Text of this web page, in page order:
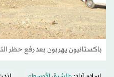
باكستانيون يهربون بعد رفع حظر